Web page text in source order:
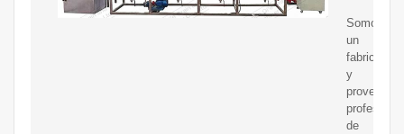
Somos
un
fabricante
y
proveedor
profesional
de